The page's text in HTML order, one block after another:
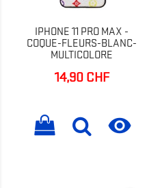
IPHONE 11 PRO MAX -
COQUE-FLEURS-BLANC-
MULTICOLORE
Prix
14,90 CHF
